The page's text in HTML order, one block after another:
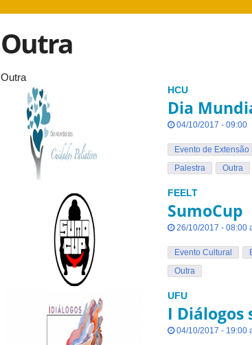
Outra
Outra
HCU
Dia
04/10/2017 - 09:00
Evento de Extensão
Palestra
Outra
FEELT
SumoCup
26/10/2017 - 08:00
Evento Cultural
Outra
UFU
I Diálogos
04/10/2017 - 19:00